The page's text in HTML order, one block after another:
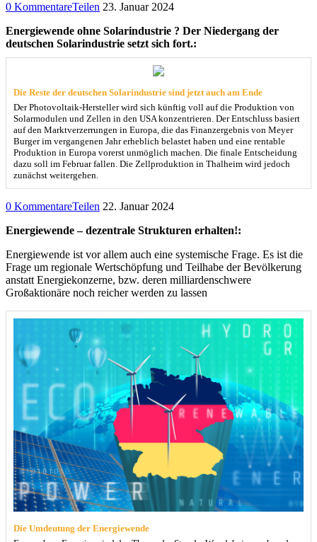
0 KommentareTeilen 23. Januar 2024
Energiewende ohne Solarindustrie ? Der Niedergang der
deutschen Solarindustrie setzt sich fort.:
Die Reste der deutschen Solarindustrie sind jetzt auch am Ende
Der Photovoltaik-Hersteller wird sich künftig voll auf die Produktion von
Solarmodulen und Zellen in den USA konzentrieren. Der Entschluss basiert
auf den Marktverzerrungen in Europa, die das Finanzergebnis von Meyer
Burger im vergangenen Jahr erheblich belastet haben und eine rentable
Produktion in Europa vorerst unmöglich machen. Die finale Entscheidung
dazu soll im Februar fallen. Die Zellproduktion in Thalheim wird jedoch
zunächst weitergehen.
0 KommentareTeilen 22. Januar 2024
Energiewende – dezentrale Strukturen erhalten!:
Energiewende ist vor allem auch eine systemische Frage. Es ist die
Frage um regionale Wertschöpfung und Teilhabe der Bevölkerung
anstatt Energiekonzerne, bzw. deren milliardenschwere
Großaktionäre noch reicher werden zu lassen
Die Umdeutung der Energiewende